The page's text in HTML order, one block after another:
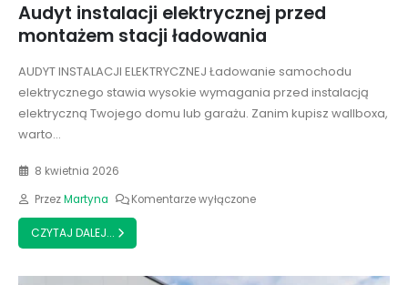
Audyt instalacji elektrycznej przed
montażem stacji ładowania
AUDYT INSTALACJI ELEKTRYCZNEJ Ładowanie samochodu
elektrycznego stawia wysokie wymagania przed instalacją
elektryczną Twojego domu lub garażu. Zanim kupisz wallboxa,
warto...
8 kwietnia 2026
PrzezMartyna Komentarze wyłączone
CZYTAJ DALEJ...